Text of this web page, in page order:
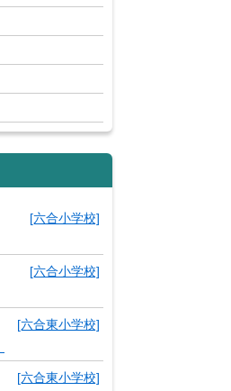
[六合小学校]
[六合小学校]
[六合東小学校]
[六合東小学校]